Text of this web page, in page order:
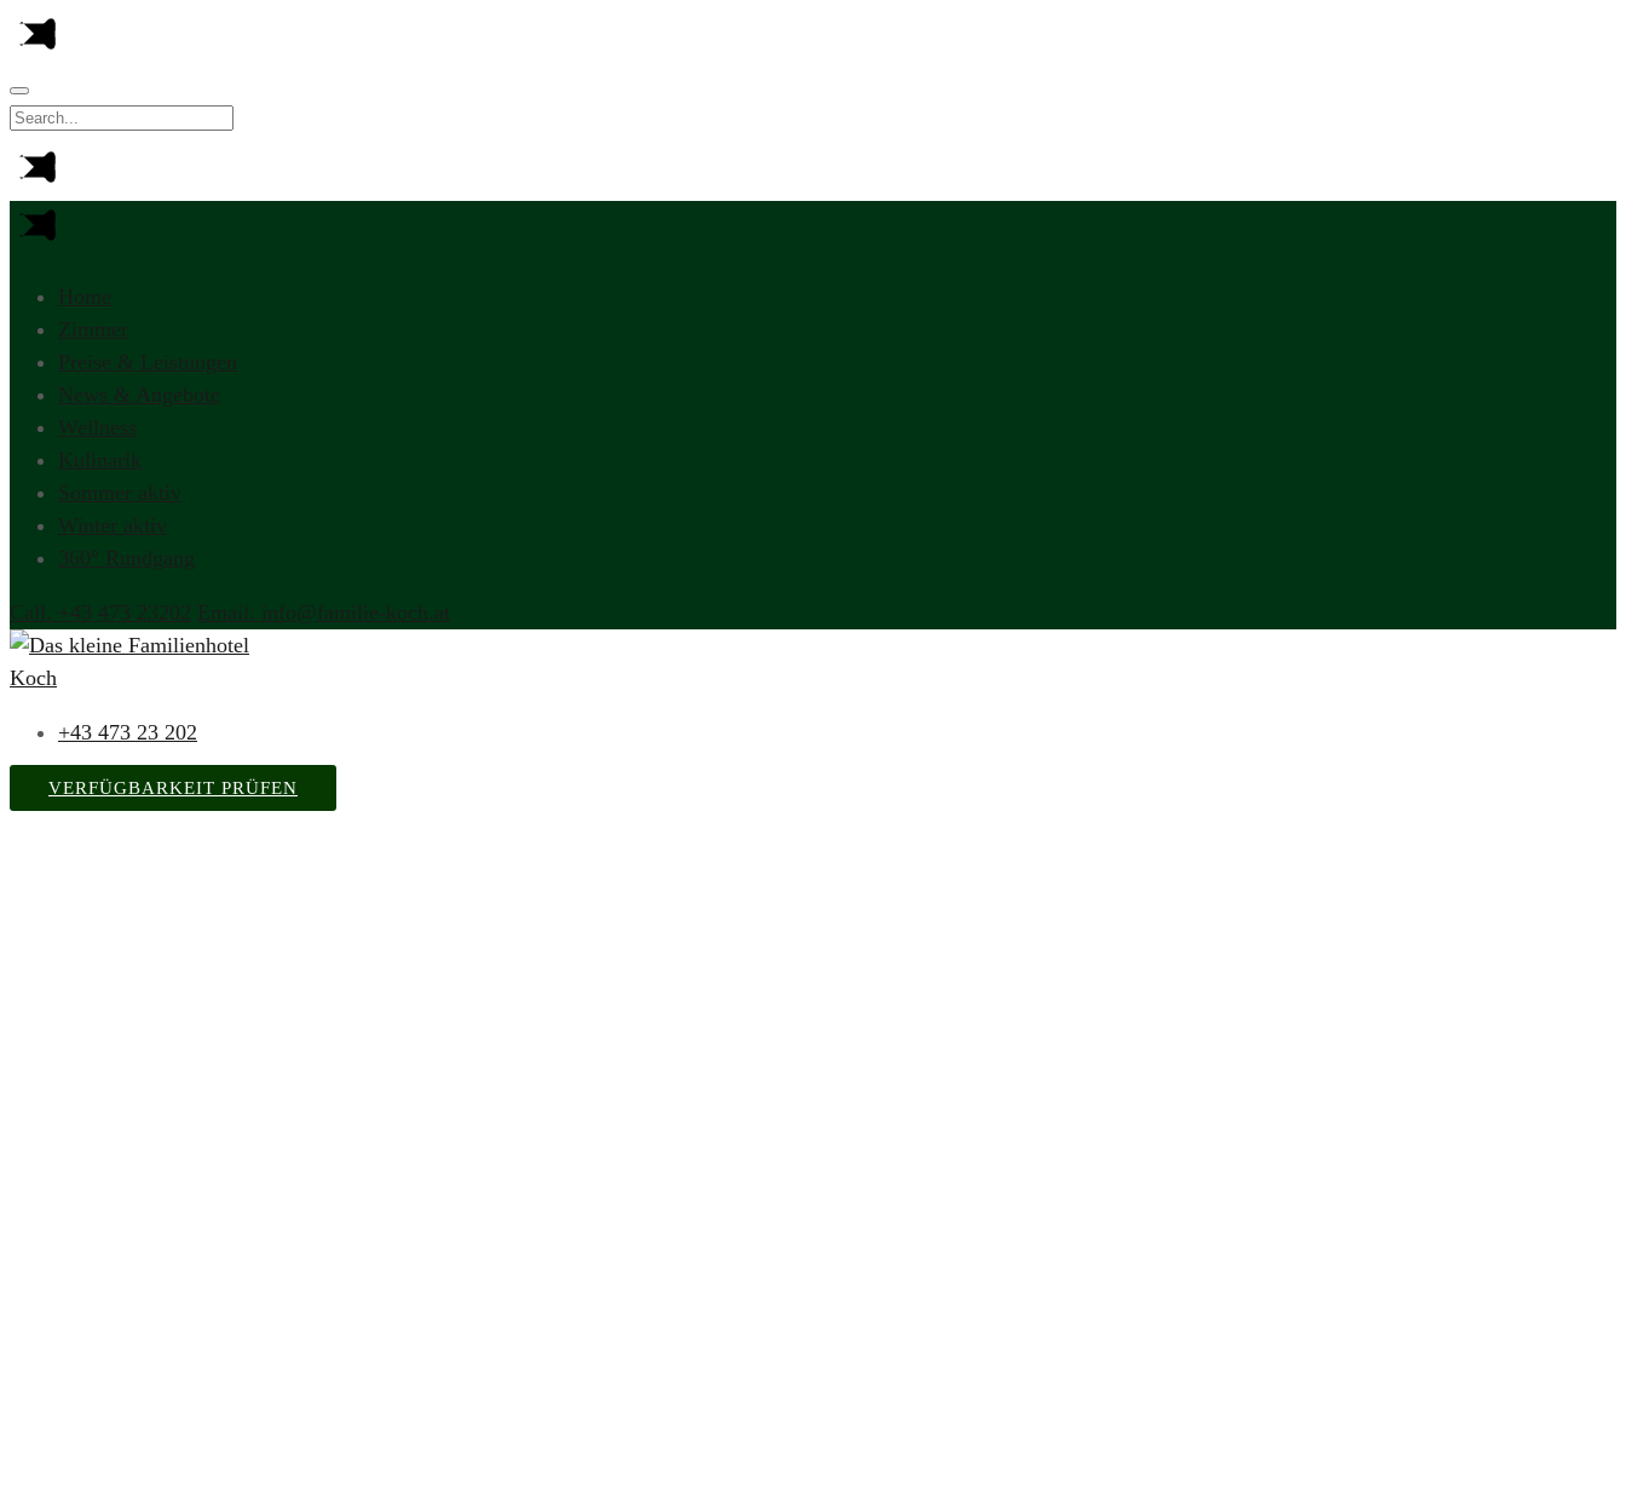
Home
Zimmer
Preise & Leistungen
News & Angebote
Wellness
Kulinarik
Sommer aktiv
Winter aktiv
360° Rundgang
Call. +43 473 23202 Email. info@familie-koch.at
+43 473 23 202
VERFÜGBARKEIT PRÜFEN